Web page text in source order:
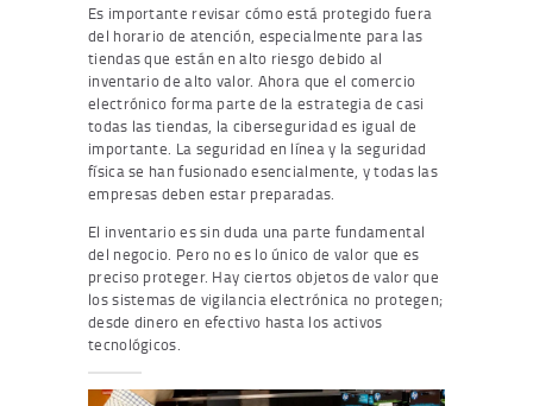
Es importante revisar cómo está protegido fuera
del horario de atención, especialmente para las
tiendas que están en alto riesgo debido al
inventario de alto valor. Ahora que el comercio
electrónico forma parte de la estrategia de casi
todas las tiendas, la ciberseguridad es igual de
importante. La seguridad en línea y la seguridad
física se han fusionado esencialmente, y todas las
empresas deben estar preparadas.
El inventario es sin duda una parte fundamental
del negocio. Pero no es lo único de valor que es
preciso proteger. Hay ciertos objetos de valor que
los sistemas de vigilancia electrónica no protegen;
desde dinero en efectivo hasta los activos
tecnológicos.